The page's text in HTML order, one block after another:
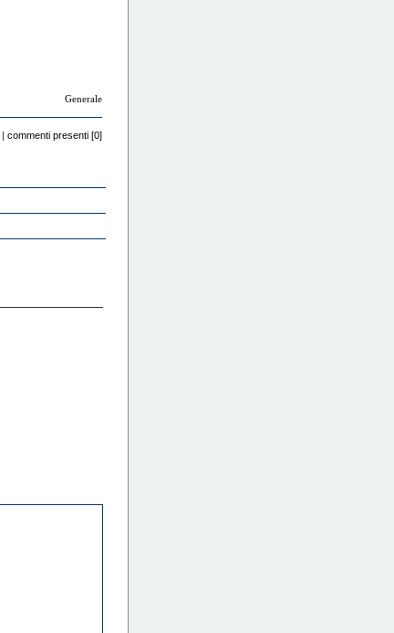
Generale
| commenti presenti [0]